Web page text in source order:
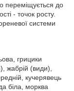
переміщується до
- точок росту.
системи
грицики
жабрій (види),
кучерявець
біла, морква